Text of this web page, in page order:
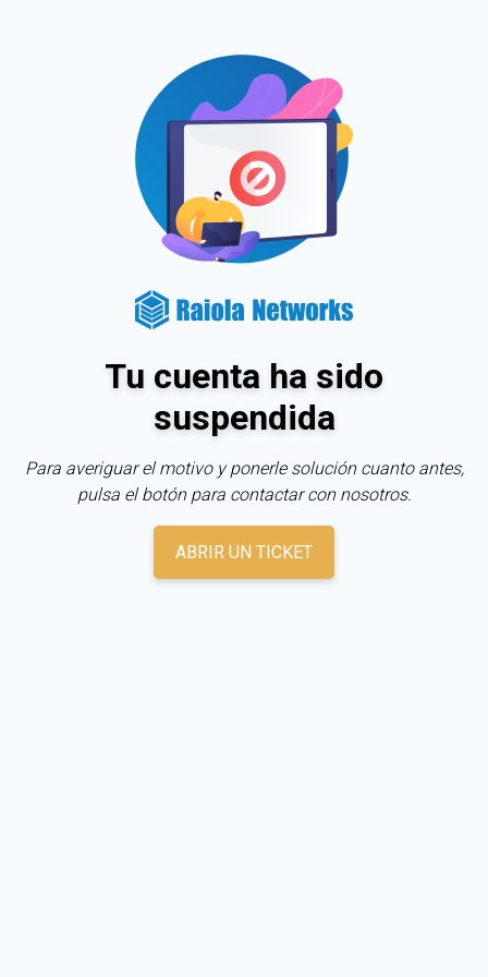
Tu cuenta ha sido
suspendida
Para averiguar el motivo y ponerle solución cuanto antes,
pulsa el botón para contactar con nosotros.
ABRIR UN TICKET